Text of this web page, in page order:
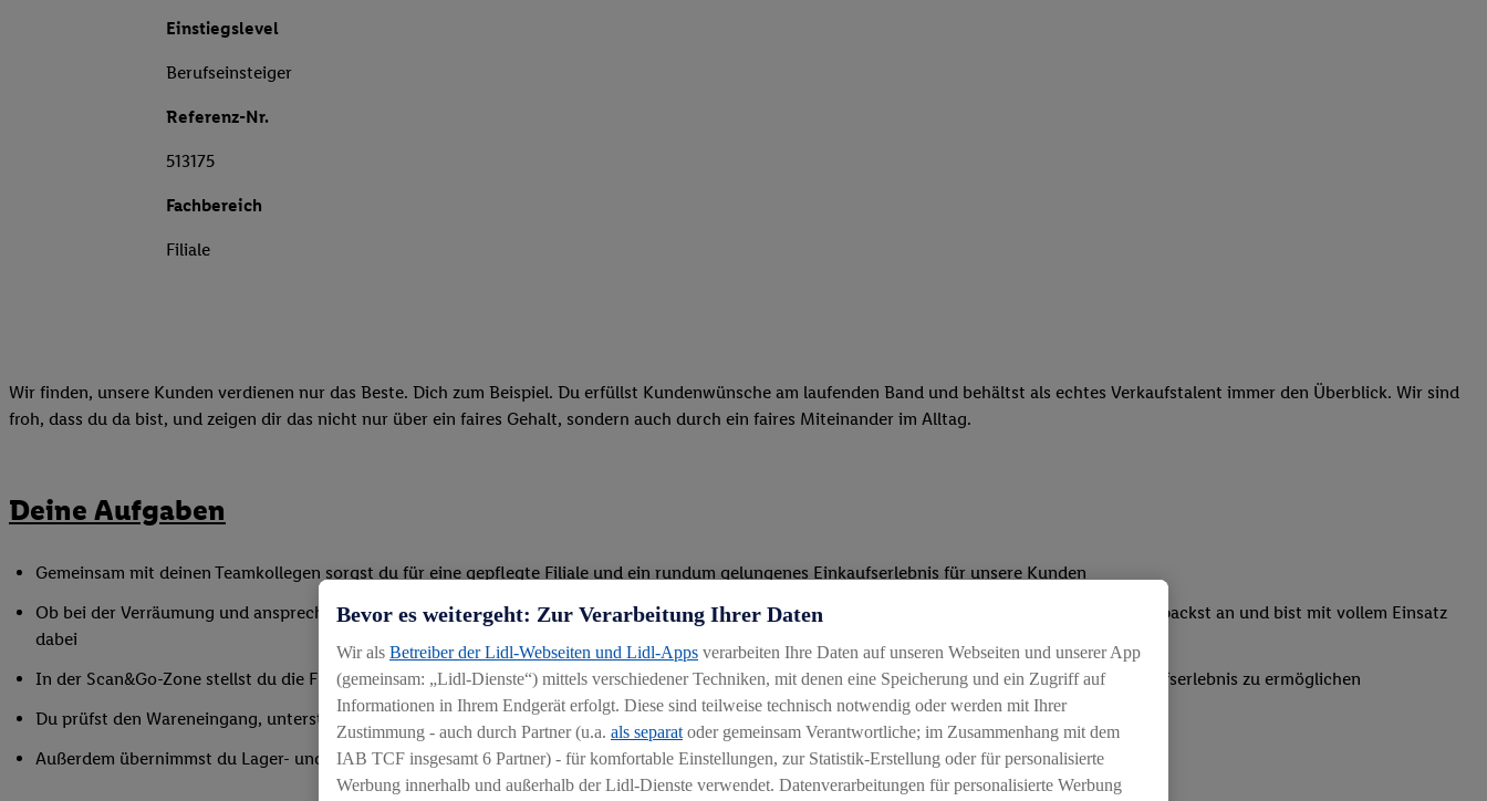
Einstiegslevel
Berufseinsteiger
Referenz-Nr.
513175
Fachbereich
Filiale
Wir finden, unsere Kunden verdienen nur das Beste. Dich zum Beispiel. Du erfüllst Kundenwünsche am laufenden Band und behältst als echtes Verkaufstalent immer den Überblick. Wir sind
froh, dass du da bist, und zeigen dir das nicht nur über ein faires Gehalt, sondern auch durch ein faires Miteinander im Alltag.
Deine Aufgaben
Gemeinsam mit deinen Teamkollegen sorgst du für eine gepflegte Filiale und ein rundum gelungenes Einkaufserlebnis für unsere Kunden
Ob bei der Verräumung und ansprechender Präsentation der Ware, beim Backen oder beim Kassieren mit unseren modernen Kassensystemen: Du packst an und bist mit vollem Einsatz
dabei
In der Scan&Go-Zone stellst du die Funktionsfähigkeit sicher, begeisterst Kunden für das System und bietest Hilfestellung, um ein positives Einkaufserlebnis zu ermöglichen
Du prüfst den Wareneingang, unterstützt bei Inventurarbeiten und stehst unseren Kunden mit Rat und Tat zur Verfügung
Außerdem übernimmst du Lager- und Reinigungsarbeiten
Bevor es weitergeht: Zur Verarbeitung Ihrer Daten
Wir als Betreiber der Lidl-Webseiten und Lidl-Apps verarbeiten Ihre Daten auf unseren Webseiten und unserer App
(gemeinsam: „Lidl-Dienste“) mittels verschiedener Techniken, mit denen eine Speicherung und ein Zugriff auf
Informationen in Ihrem Endgerät erfolgt. Diese sind teilweise technisch notwendig oder werden mit Ihrer
Zustimmung - auch durch Partner (u.a. als separat oder gemeinsam Verantwortliche; im Zusammenhang mit dem
IAB TCF insgesamt 6 Partner) - für komfortable Einstellungen, zur Statistik-Erstellung oder für personalisierte
Werbung innerhalb und außerhalb der Lidl-Dienste verwendet. Datenverarbeitungen für personalisierte Werbung